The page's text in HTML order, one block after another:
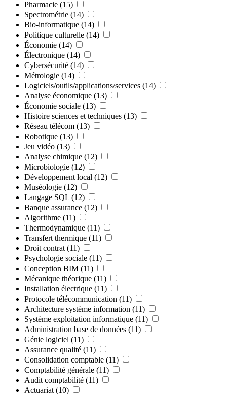
Pharmacie (15)
Spectrométrie (14)
Bio-informatique (14)
Politique culturelle (14)
Économie (14)
Électronique (14)
Cybersécurité (14)
Métrologie (14)
Logiciels/outils/applications/services (14)
Analyse économique (13)
Économie sociale (13)
Histoire sciences et techniques (13)
Réseau télécom (13)
Robotique (13)
Jeu vidéo (13)
Analyse chimique (12)
Microbiologie (12)
Développement local (12)
Muséologie (12)
Langage SQL (12)
Banque assurance (12)
Algorithme (11)
Thermodynamique (11)
Transfert thermique (11)
Droit contrat (11)
Psychologie sociale (11)
Conception BIM (11)
Mécanique théorique (11)
Installation électrique (11)
Protocole télécommunication (11)
Architecture système information (11)
Système exploitation informatique (11)
Administration base de données (11)
Génie logiciel (11)
Assurance qualité (11)
Consolidation comptable (11)
Comptabilité générale (11)
Audit comptabilité (11)
Actuariat (10)